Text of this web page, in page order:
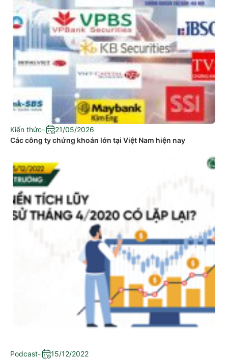
Kiến thức-
21/05/2026
Các công ty chứng khoán lớn tại Việt Nam hiện nay
Podcast-
15/12/2022